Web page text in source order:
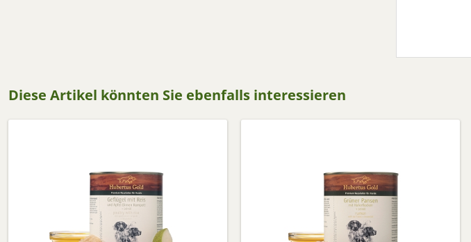
Diese Artikel könnten Sie ebenfalls interessieren